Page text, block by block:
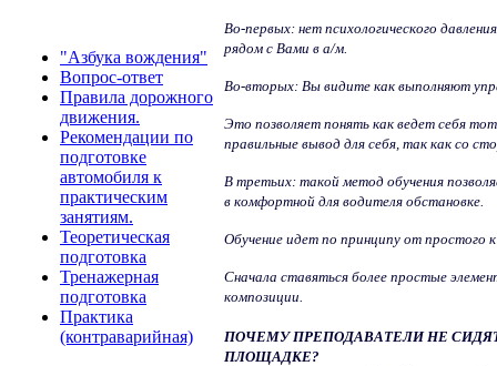
"Азбука вождения"
Вопрос-ответ
Правила дорожного
движения.
Рекомендации по
подготовке
автомобиля к
практическим
занятиям.
Теоретическая
подготовка
Тренажерная
подготовка
Практика
(контраварийная)
Во-первых: нет психологического
рядом с Вами в а/м.
Во-вторых: Вы видите как выполняют
Это позволяет понять как ведет себя
правильные вывод для себя, так как со
В третьих: такой метод обучения
в комфортной для водителя обстановке.
Обучение идет по принципу от простого
Сначала ставяться более простые
композиции.
ПОЧЕМУ ПРЕПОДАВАТЕЛИ НЕ
ПЛОЩАДКЕ?